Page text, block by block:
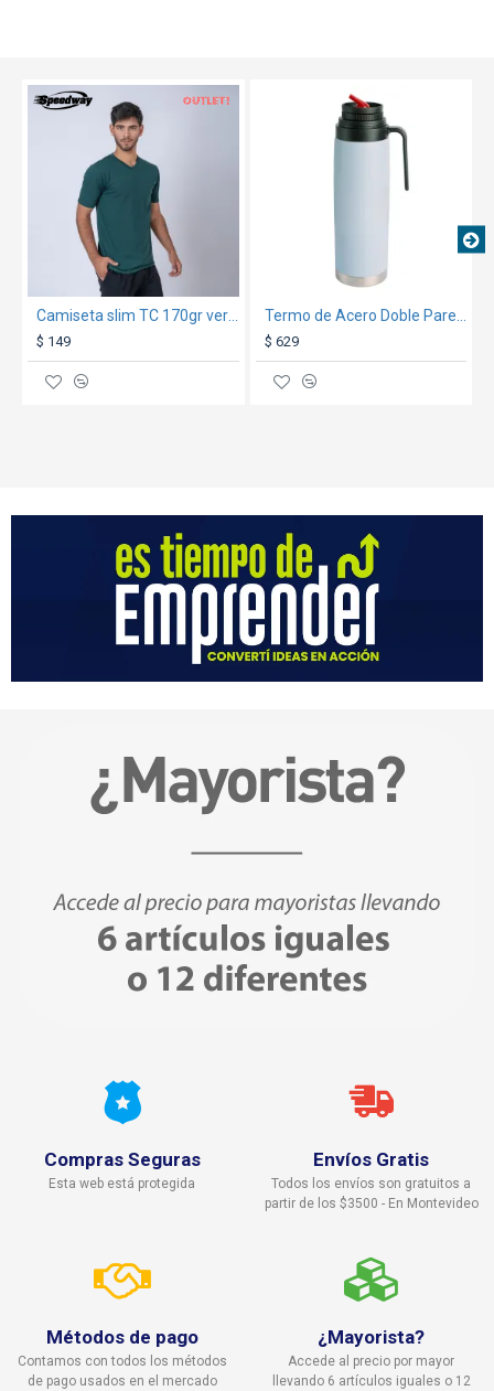
TEXTTRANSPARENTE
OUT
$ 149 $ 629
Compras Seguras
Esta web está protegida
Envíos Gratis
Todos los envíos son gratuitos a
partir de los $3500 - En Montevideo
Métodos de pago
Contamos con todos los métodos
de pago usados en el mercado
¿Mayorista?
Accede al precio por mayor
llevando 6 artículos iguales o 12